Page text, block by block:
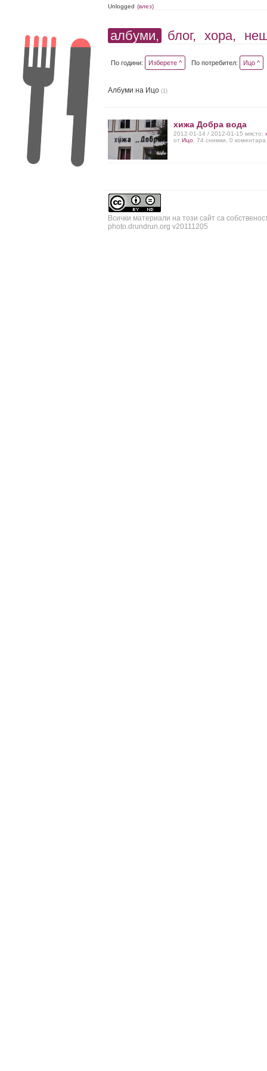
Unlogged (влез)
албуми, блог, хора,
По години: Изберете ^ По потребител: Ицо ^
Албуми на Ицо(1)
хижа Добра вода
2012-01-14 / 2012-01-15 място:
отИцо , 74 снимки, 0 коментара
Всички материали на този сайт са
photo.drundrun.org v20111205